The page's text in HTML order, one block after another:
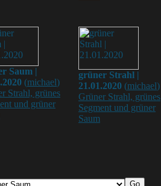
Saum |
(michael)
Strahl, grünes
und grüner
grüner Strahl |
21.01.2020 (michael)
Grüner Strahl, grünes
Segment und grüner
Saum